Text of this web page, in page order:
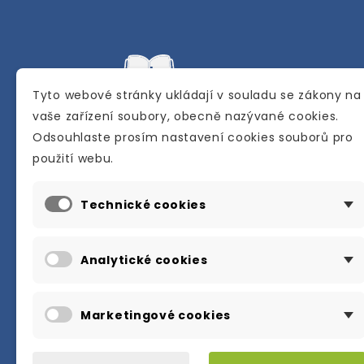
Internetové a kamenné knihkupectví se
anglického jazyka.
Karly Machové 48 Beroun 266 01
info@englishbooks.cz
Tyto webové stránky ukládají v souladu se zákony na
vaše zařízení soubory, obecně nazývané cookies.
Odsouhlaste prosím nastavení cookies souborů pro
použití webu.
Technické cookies
Analytické cookies
Marketingové cookies